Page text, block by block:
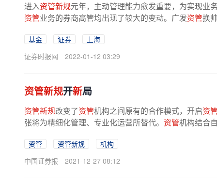
进入资管新规元年，主动管理能力愈发重要，为实现业
资管业务的券商高管均出现了较大的变动。广发资管换
基金 证券
上海
证券时报网
2022-01-12 03:29
资管新规开新局
资管新规改变了资管机构之间原有的合作模式，开启资
张将为精细化管理、专业化运营所替代。 资管机构结合
资管 资管新规
机构
中国证券报
2021-12-27 08:12